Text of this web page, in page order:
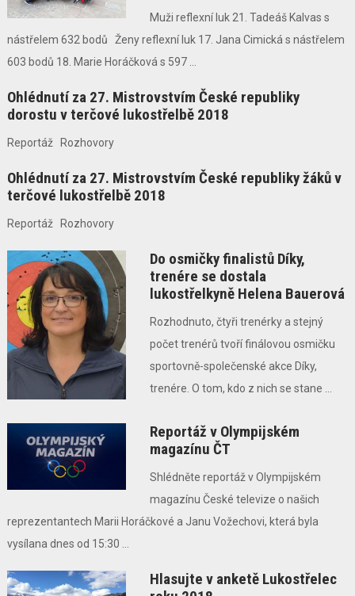
Muži reflexní luk 21. Tadeáš Kalvas s
nástřelem 632 bodů Ženy reflexní luk 17. Jana Cimická s nástřelem
603 bodů 18. Marie Horáčková s 597 ...
Ohlédnutí za 27. Mistrovstvím České republiky
dorostu v terčové lukostřelbě 2018
Reportáž Rozhovory
Ohlédnutí za 27. Mistrovstvím České republiky žáků v
terčové lukostřelbě 2018
Reportáž Rozhovory
Do osmičky finalistů Díky,
trenére se dostala
lukostřelkyně Helena Bauerová
Rozhodnuto, čtyři trenérky a stejný
počet trenérů tvoří finálovou osmičku
sportovně-společenské akce Díky,
trenére. O tom, kdo z nich se stane ...
Reportáž v Olympijském
magazínu ČT
Shlédněte reportáž v Olympijském
magazínu České televize o našich
reprezentantech Marii Horáčkové a Janu Vožechovi, která byla
vysílana dnes od 15:30 ...
Hlasujte v anketě Lukostřelec